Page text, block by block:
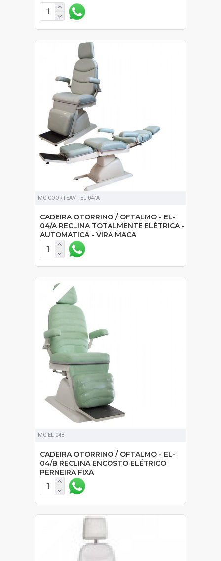
SOB ORÇAMENTO
MC-COORTEAV - EL-04/A
CADEIRA OTORRINO / OFTALMO - EL-
04/A RECLINA TOTALMENTE ELÉTRICA -
AUTOMATICA - VIRA MACA
SOB ORÇAMENTO
MC-EL-04B
CADEIRA OTORRINO / OFTALMO - EL-
04/B RECLINA ENCOSTO ELÉTRICO
PERNEIRA FIXA